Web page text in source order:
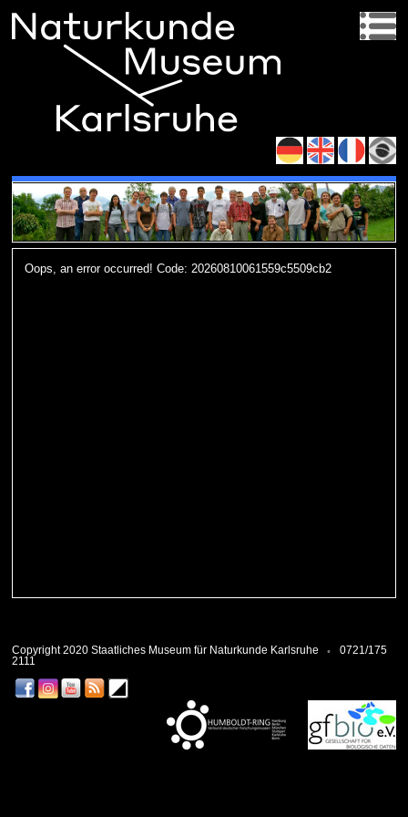
Oops, an error occurred! Code: 20260810061559c5509cb2
Copyright 2020 Staatliches Museum für Naturkunde Karlsruhe
0721/175
2111